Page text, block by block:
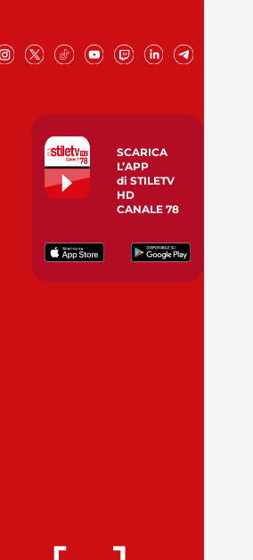
SCARICA
L’APP
di STILETV
HD
CANALE 78